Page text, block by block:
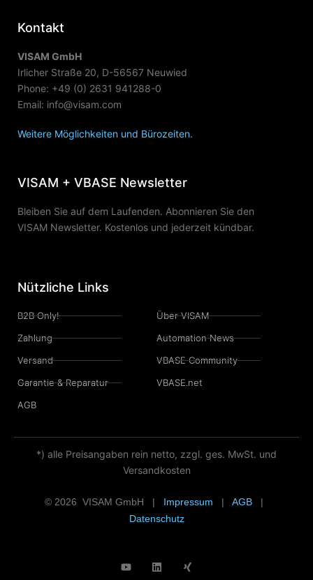
Kontakt
VISAM GmbH
Irlicher Straße 20, D-56567 Neuwied
Phone: +49 (0) 2631 941288-0
Email: info@visam.com
Weitere Möglichkeiten und Bürozeiten.
VISAM + VBASE Newsletter
Bleiben Sie auf dem Laufenden. Abonnieren Sie den
VISAM Newsletter. Kostenlos und jederzeit kündbar.
Nützliche Links
B2B Only!
Zahlung
Versand
Garantie & Reparatur
AGB
Über VISAM
Automation News
VBASE Community
VBASE.net
*) alle Preisangaben rein netto, zzgl. ges. MwSt. und
Versandkosten
© 2026 VISAM GmbH | Impressum | AGB|
Datenschutz